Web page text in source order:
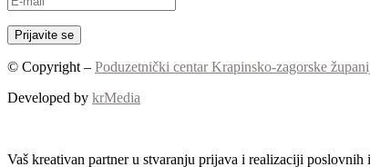
© Copyright – Poduzetnički centar Krapinsko-zagorske
Developed by krMedia
Vaš kreativan partner u stvaranju prijava i realizaciji poslovnih